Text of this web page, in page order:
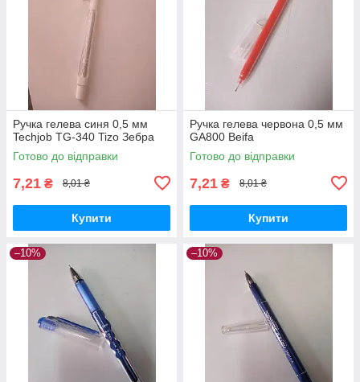
Ручка гелева синя 0,5 мм
Techjob TG-340 Tizo Зебра
Готово до відправки
7,21 ₴ 8,01 ₴
Купити
Ручка гелева червона 0,5 мм
GA800 Beifa
Готово до відправки
7,21 ₴ 8,01 ₴
Купити
–10% –10%